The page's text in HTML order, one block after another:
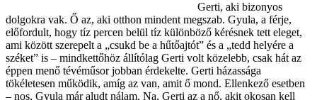
Gerti, aki bizonyos
dolgokra vak. Ő az, aki otthon mindent megszab. Gyula, a férje,
előfordult, hogy tíz percen belül tíz különböző kérésnek tett eleget,
ami között szerepelt a „csukd be a hűtőajtót” és a „tedd helyére a
széket” is – mindkettőhöz állítólag Gerti volt közelebb, csak hát az
éppen menő tévéműsor jobban érdekelte. Gerti házassága
tökéletesen működik, amíg az van, amit ő mond. Ellenkező esetben
– nos, Gyula már aludt nálam. Na, Gerti az a nő, akit okosan kell